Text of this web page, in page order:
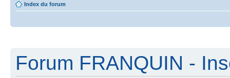
Index du forum
Forum FRANQUIN -